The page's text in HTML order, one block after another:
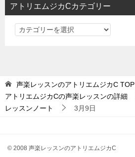
アトリエムジカCカテゴリー
ア
ジ
ゴ
声楽レッスンのアトリエムジカC TOP
アトリエムジカCの声楽レッスンの詳細
レッスンノート
3月9日
© 2008 声楽レッスンのアトリエムジカC